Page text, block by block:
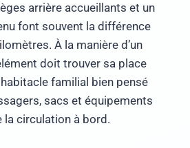
arrière accueillants et un
font souvent la différence
À la manière d’un
doit trouver sa place
familial bien pensé
sacs et équipements
circulation à bord.